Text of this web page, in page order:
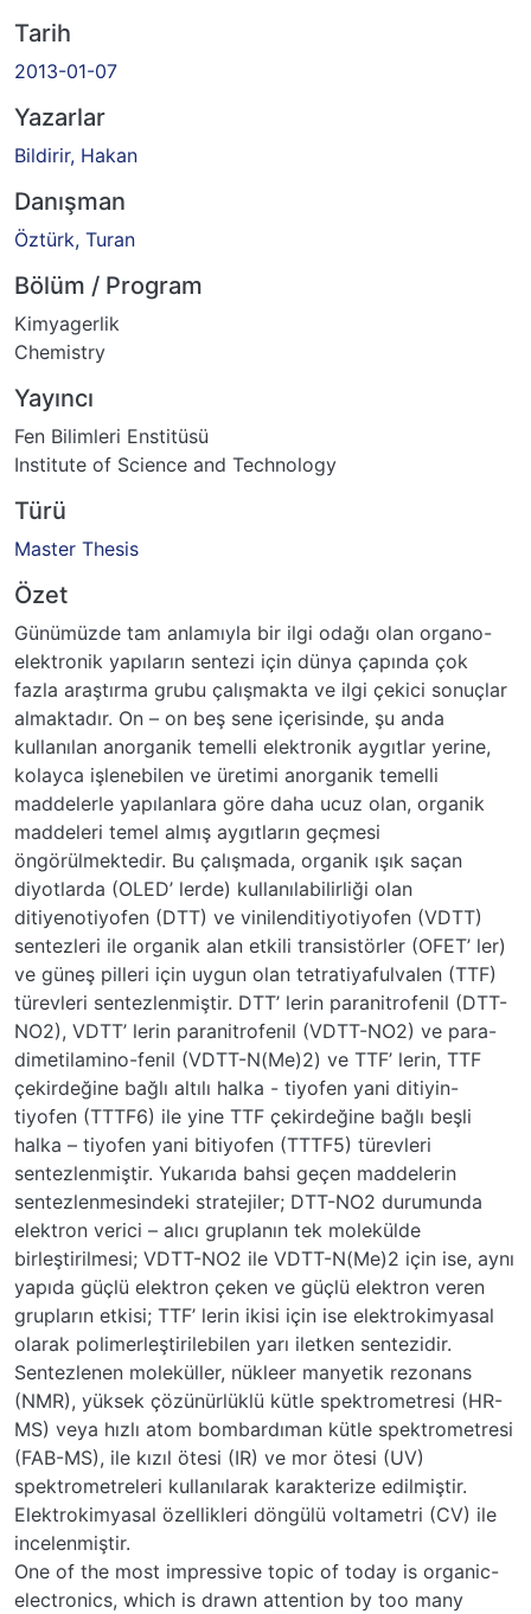
Tarih
2013-01-07
Yazarlar
Bildirir, Hakan
Danışman
Öztürk, Turan
Bölüm / Program
Kimyagerlik
Chemistry
Yayıncı
Fen Bilimleri Enstitüsü
Institute of Science and Technology
Türü
Master Thesis
Özet
Günümüzde tam anlamıyla bir ilgi odağı olan organo-
elektronik yapıların sentezi için dünya çapında çok
fazla araştırma grubu çalışmakta ve ilgi çekici sonuçlar
almaktadır. On – on beş sene içerisinde, şu anda
kullanılan anorganik temelli elektronik aygıtlar yerine,
kolayca işlenebilen ve üretimi anorganik temelli
maddelerle yapılanlara göre daha ucuz olan, organik
maddeleri temel almış aygıtların geçmesi
öngörülmektedir. Bu çalışmada, organik ışık saçan
diyotlarda (OLED’ lerde) kullanılabilirliği olan
ditiyenotiyofen (DTT) ve vinilenditiyotiyofen (VDTT)
sentezleri ile organik alan etkili transistörler (OFET’ ler)
ve güneş pilleri için uygun olan tetratiyafulvalen (TTF)
türevleri sentezlenmiştir. DTT’ lerin paranitrofenil (DTT-
NO2), VDTT’ lerin paranitrofenil (VDTT-NO2) ve para-
dimetilamino-fenil (VDTT-N(Me)2) ve TTF’ lerin, TTF
çekirdeğine bağlı altılı halka - tiyofen yani ditiyin-
tiyofen (TTTF6) ile yine TTF çekirdeğine bağlı beşli
halka – tiyofen yani bitiyofen (TTTF5) türevleri
sentezlenmiştir. Yukarıda bahsi geçen maddelerin
sentezlenmesindeki stratejiler; DTT-NO2 durumunda
elektron verici – alıcı gruplanın tek molekülde
birleştirilmesi; VDTT-NO2 ile VDTT-N(Me)2 için ise, aynı
yapıda güçlü elektron çeken ve güçlü elektron veren
grupların etkisi; TTF’ lerin ikisi için ise elektrokimyasal
olarak polimerleştirilebilen yarı iletken sentezidir.
Sentezlenen moleküller, nükleer manyetik rezonans
(NMR), yüksek çözünürlüklü kütle spektrometresi (HR-
MS) veya hızlı atom bombardıman kütle spektrometresi
(FAB-MS), ile kızıl ötesi (IR) ve mor ötesi (UV)
spektrometreleri kullanılarak karakterize edilmiştir.
Elektrokimyasal özellikleri döngülü voltametri (CV) ile
incelenmiştir.
One of the most impressive topic of today is organic-
electronics, which is drawn attention by too many